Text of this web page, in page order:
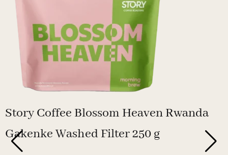
Story Coffee Blossom Heaven Rwanda
Gakenke Washed Filter 250 g